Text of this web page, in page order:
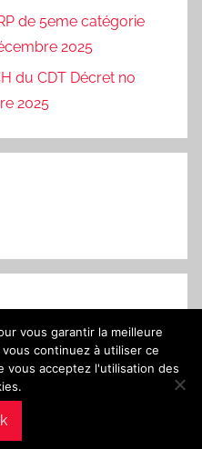
de 5eme catégorie
2025
du CDT Décret no
2025
by ThemeZee.
vous garantir la meilleure
continuez à utiliser ce
vous acceptez l'utilisation des